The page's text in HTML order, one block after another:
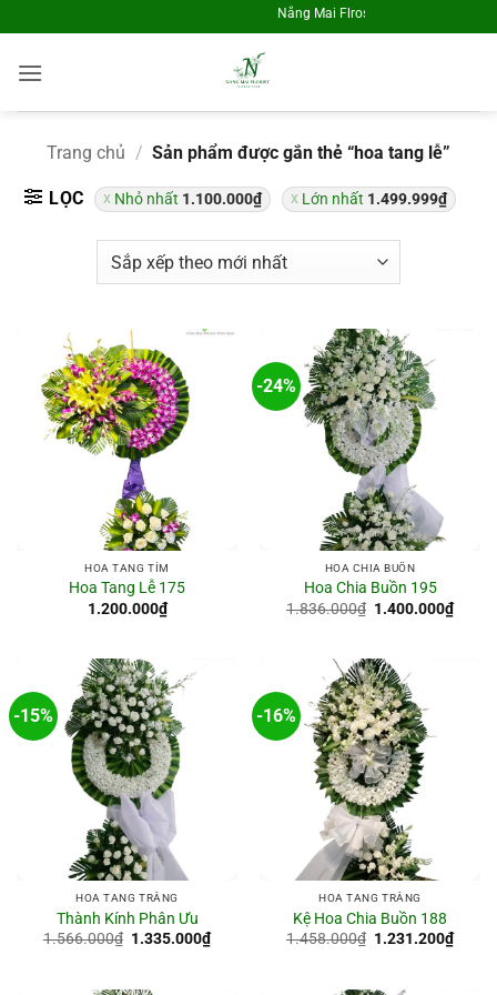
to
content
Nắng Mai Flrosit - Điện Hoa Toàn Quốc
Trang chủ / Sản phẩm được gắn thẻ “hoa tang lễ”
LỌC Nhỏ nhất 1.100.000₫ Lớn nhất 1.499.999₫
HOA TANG TÍM
Hoa Tang Lễ 175
1.200.000₫
-24%
HOA CHIA BUỒN
Hoa Chia Buồn 195
1.836.000₫ Giá
1.400.000₫Giá
hiện
-15%
HOA TANG TRẮNG
Thành Kính Phân Ưu
1.566.000₫ Giá
1.335.000₫Giá
hiện
-16%
HOA TANG TRẮNG
Kệ Hoa Chia Buồn 188
1.458.000₫ Giá
1.231.200₫Giá
hiện
Về 41 phút trước đó